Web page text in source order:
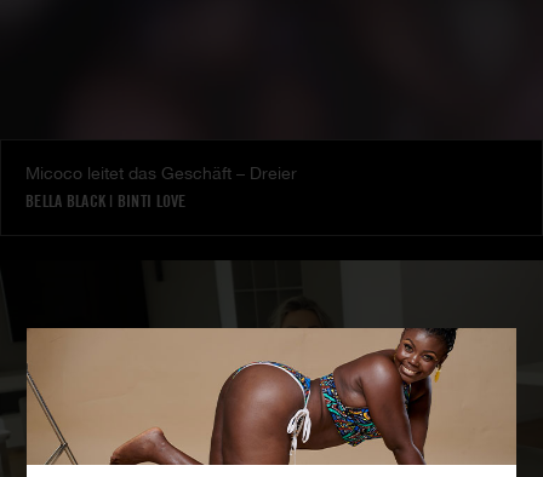
Micoco leitet das Geschäft – Dreier
BELLA BLACK | BINTI LOVE